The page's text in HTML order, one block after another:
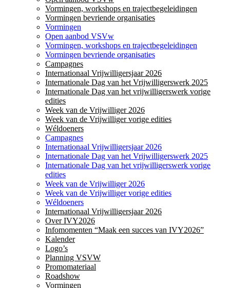
Vormingen, workshops en trajectbegeleidingen
Vormingen bevriende organisaties
Vormingen
Open aanbod VSVw
Vormingen, workshops en trajectbegeleidingen
Vormingen bevriende organisaties
Campagnes
Internationaal Vrijwilligersjaar 2026
Internationale Dag van het Vrijwilligerswerk 2025
Internationale Dag van het vrijwilligerswerk vorige
edities
Week van de Vrijwilliger 2026
Week van de Vrijwilliger vorige edities
Wéldoeners
Campagnes
Internationaal Vrijwilligersjaar 2026
Internationale Dag van het Vrijwilligerswerk 2025
Internationale Dag van het vrijwilligerswerk vorige
edities
Week van de Vrijwilliger 2026
Week van de Vrijwilliger vorige edities
Wéldoeners
Internationaal Vrijwilligersjaar 2026
Over IVY2026
Infomomenten “Maak een succes van IVY2026”
Kalender
Logo’s
Planning VSVW
Promomateriaal
Roadshow
Vormingen